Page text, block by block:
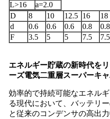
L>16
a=2.0
D
8 10 12.5 16
18
d
0.6 0.6 0.6 0.8
0.8
F
3.5 5 5 7.5 7.5
エネルギー貯蔵の新時代を
ーズ電気二重層スーパーキ
効率的で持続可能なエネル
る現代において、バッテリ
と従来のコンデンサの高出